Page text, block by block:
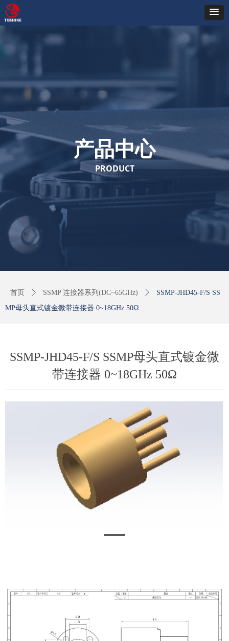
首页 ꄲ SSMP 连接器系列(DC~65GHz) ꄲ
SSMP-JHD45-F/S SS
MP母头直式镀金微带连接器 0~18GHz 50Ω
SSMP-JHD45-F/S SSMP母头直式镀金微
带连接器 0~18GHz 50Ω
产品中心
PRODUCT